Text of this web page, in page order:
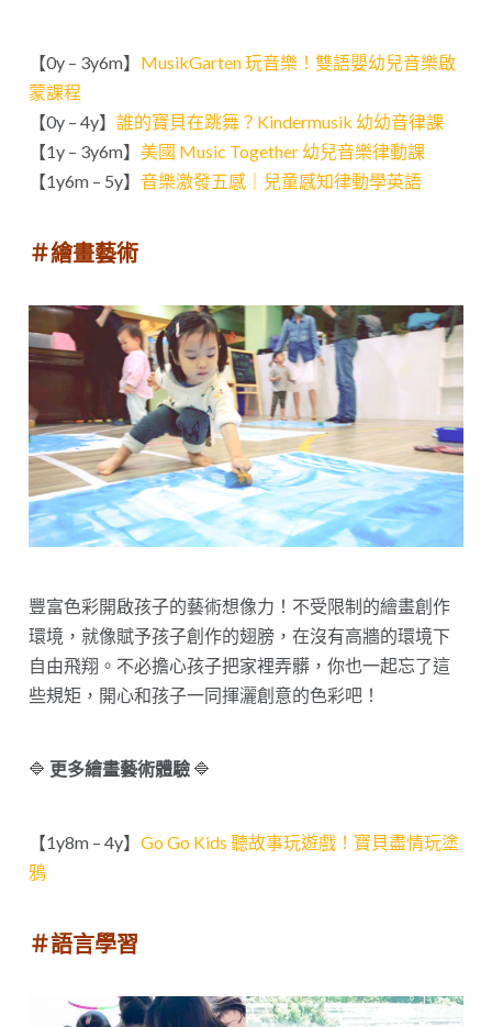
【0y – 3y6m】 MusikGarten 玩音樂！雙語嬰幼兒音樂啟
蒙課程
【0y – 4y】誰的寶貝在跳舞？Kindermusik 幼幼音律課
【1y – 3y6m】美國 Music Together 幼兒音樂律動課
【1y6m – 5y】音樂激發五感｜兒童感知律動學英語
＃繪畫藝術
豐富色彩開啟孩子的藝術想像力！不受限制的繪畫創作
環境，就像賦予孩子創作的翅膀，在沒有高牆的環境下
自由飛翔。不必擔心孩子把家裡弄髒，你也一起忘了這
些規矩，開心和孩子一同揮灑創意的色彩吧！
🔷 更多繪畫藝術體驗 🔷
【1y8m – 4y】Go Go Kids 聽故事玩遊戲！寶貝盡情玩塗
鴉
＃語言學習